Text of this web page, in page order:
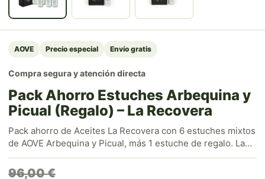
AOVE Precio especial Envío gratis
Compra segura y atención directa
Pack Ahorro Estuches Arbequina y
Picual (Regalo) – La Recovera
Pack ahorro de Aceites La Recovera con 6 estuches mixtos
de AOVE Arbequina y Picual, más 1 estuche de regalo. La
forma más cómoda y económica de tener aceite de calidad
en casa. Directo del campo a tu casa, con envío gratis.
96,00€